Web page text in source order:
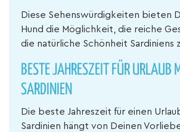
Diese Sehenswürdigkeiten bieten
Hund die Möglichkeit, die reiche
die natürliche Schönheit Sardiniens
BESTE JAHRESZEIT FÜR URLAUB
SARDINIEN
Die beste Jahreszeit für einen
Sardinien hängt von Deinen